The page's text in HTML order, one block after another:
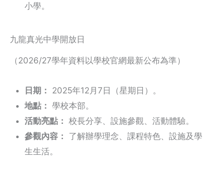
小學。
九龍真光中學開放日
（2026/27學年資料以學校官網最新公布為準）
日期：
2025年12月7日（星期日）。
地點： 學校本部。
活動亮點： 校長分享、設施參觀、活動體驗。
參觀內容：
了解辦學理念、課程特色、設施及學
生生活。